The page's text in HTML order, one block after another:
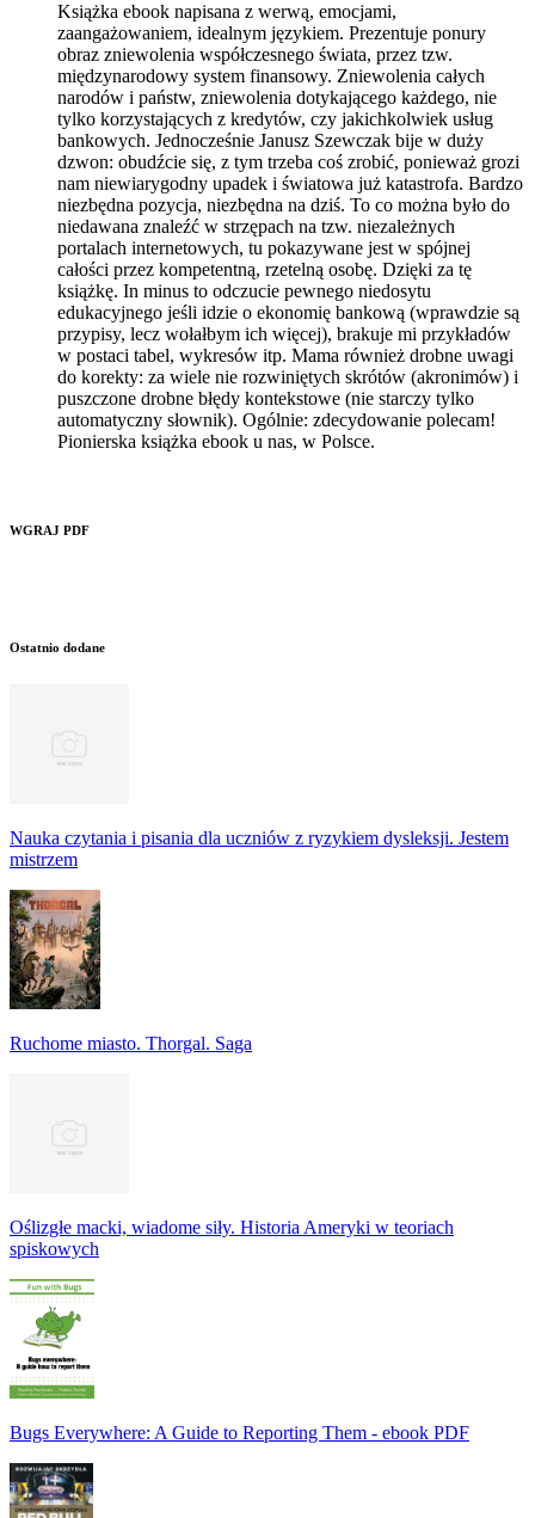
Książka ebook napisana z werwą, emocjami,
zaangażowaniem, idealnym językiem. Prezentuje ponury
obraz zniewolenia współczesnego świata, przez tzw.
międzynarodowy system finansowy. Zniewolenia całych
narodów i państw, zniewolenia dotykającego każdego, nie
tylko korzystających z kredytów, czy jakichkolwiek usług
bankowych. Jednocześnie Janusz Szewczak bije w duży
dzwon: obudźcie się, z tym trzeba coś zrobić, ponieważ grozi
nam niewiarygodny upadek i światowa już katastrofa. Bardzo
niezbędna pozycja, niezbędna na dziś. To co można było do
niedawana znaleźć w strzępach na tzw. niezależnych
portalach internetowych, tu pokazywane jest w spójnej
całości przez kompetentną, rzetelną osobę. Dzięki za tę
książkę. In minus to odczucie pewnego niedosytu
edukacyjnego jeśli idzie o ekonomię bankową (wprawdzie są
przypisy, lecz wołałbym ich więcej), brakuje mi przykładów
w postaci tabel, wykresów itp. Mama również drobne uwagi
do korekty: za wiele nie rozwiniętych skrótów (akronimów) i
puszczone drobne błędy kontekstowe (nie starczy tylko
automatyczny słownik). Ogólnie: zdecydowanie polecam!
Pionierska książka ebook u nas, w Polsce.
WGRAJ PDF
Ostatnio dodane
Nauka czytania i pisania dla uczniów z ryzykiem dysleksji. Jestem
mistrzem
Ruchome miasto. Thorgal. Saga
Oślizgłe macki, wiadome siły. Historia Ameryki w teoriach
spiskowych
Bugs Everywhere: A Guide to Reporting Them - ebook PDF